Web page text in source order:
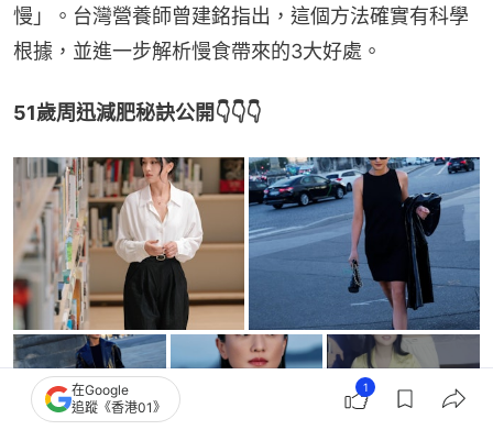
慢」。台灣營養師曾建銘指出，這個方法確實有科學
根據，並進一步解析慢食帶來的3大好處。
51歲周迅減肥秘訣公開👇👇👇
+5
在Google
追蹤《香港01》
1